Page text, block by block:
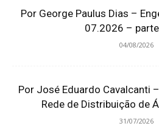
Por George Paulus Dias –
07.2026 –
04/08/2026
Por José Eduardo Cavalcanti
Rede de Distribuição de
31/07/2026